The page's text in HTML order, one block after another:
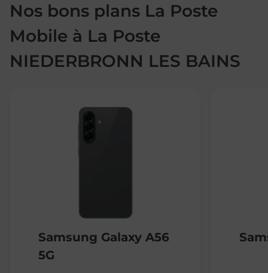
Nos bons plans La Poste
Mobile à La Poste
NIEDERBRONN LES BAINS
Samsung Galaxy A56
5G